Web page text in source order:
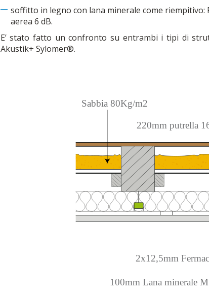
soffitto in legno con lana minerale come
aerea 6 dB.
E’ stato fatto un confronto su entrambi i tipi di
Akustik+ Sylomer®.